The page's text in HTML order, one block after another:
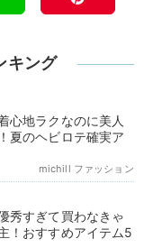
キング
心地ラクなのに美人
夏のヘビロテ確実ア
michill ファッション
秀すぎて買わなきゃ
！おすすめアイテム5